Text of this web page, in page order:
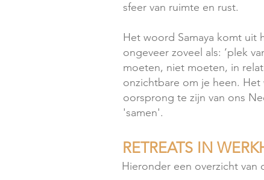
sfeer van ruimte en rust.
Het woord Samaya komt uit
ongeveer zoveel als: ‘plek
moeten, niet moeten, in
onzichtbare om je heen.
oorsprong te zijn van ons
'samen'.
RETREATS IN
Hieronder een overzicht van